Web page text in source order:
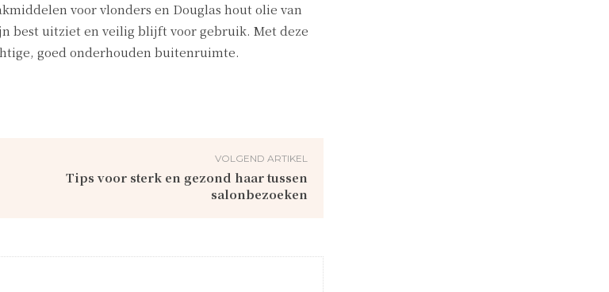
voor vlonders en Douglas hout olie van
best uitziet en veilig blijft voor gebruik. Met deze
goed onderhouden buitenruimte.
VOLGEND ARTIKEL
Tips voor sterk en gezond haar tussen
salonbezoeken